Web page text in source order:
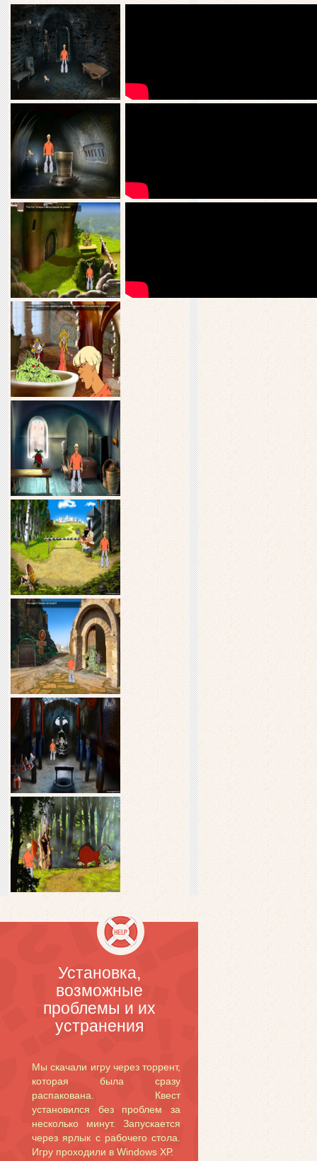
Установка,
возможные
проблемы и их
устранения
Мы скачали игру через торрент,
которая была сразу
распакована. Квест
установился без проблем за
несколько минут. Запускается
через ярлык с рабочего стола.
Игру проходили в Windows ХР.